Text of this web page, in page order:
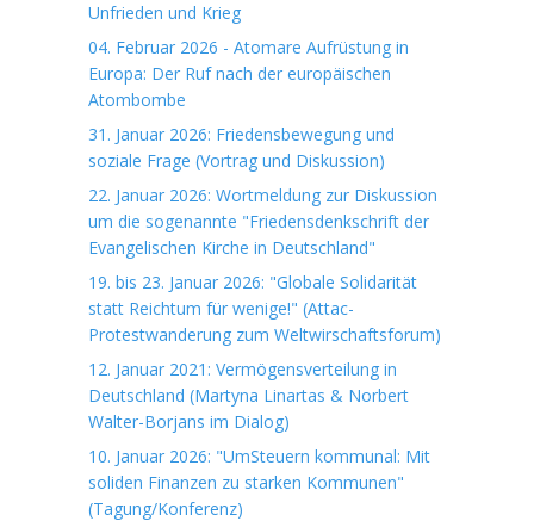
Unfrieden und Krieg
04. Februar 2026 - Atomare Aufrüstung in
Europa: Der Ruf nach der europäischen
Atombombe
31. Januar 2026: Friedensbewegung und
soziale Frage (Vortrag und Diskussion)
22. Januar 2026: Wortmeldung zur Diskussion
um die sogenannte "Friedensdenkschrift der
Evangelischen Kirche in Deutschland"
19. bis 23. Januar 2026: "Globale Solidarität
statt Reichtum für wenige!" (Attac-
Protestwanderung zum Weltwirschaftsforum)
12. Januar 2021: Vermögensverteilung in
Deutschland (Martyna Linartas & Norbert
Walter-Borjans im Dialog)
10. Januar 2026: "UmSteuern kommunal: Mit
soliden Finanzen zu starken Kommunen"
(Tagung/Konferenz)